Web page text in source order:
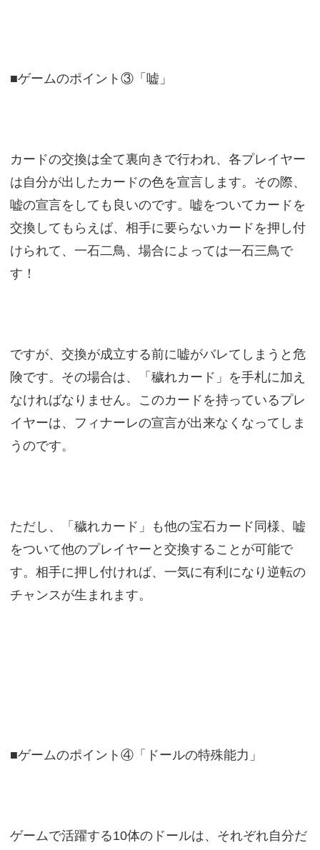
■ゲームのポイント③「嘘」
カードの交換は全て裏向きで行われ、各プレイヤー
は自分が出したカードの色を宣言します。その際、
嘘の宣言をしても良いのです。嘘をついてカードを
交換してもらえば、相手に要らないカードを押し付
けられて、一石二鳥、場合によっては一石三鳥で
す！
ですが、交換が成立する前に嘘がバレてしまうと危
険です。その場合は、「穢れカード」を手札に加え
なければなりません。このカードを持っているプレ
イヤーは、フィナーレの宣言が出来なくなってしま
うのです。
ただし、「穢れカード」も他の宝石カード同様、嘘
をついて他のプレイヤーと交換することが可能で
す。相手に押し付ければ、一気に有利になり逆転の
チャンスが生まれます。
■ゲームのポイント④「ドールの特殊能力」
ゲームで活躍する10体のドールは、それぞれ自分だ